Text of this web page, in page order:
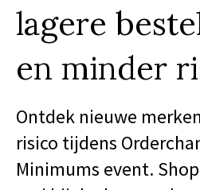
lagere
en minder
Ontdek nieuwe
risico tijdens
Minimums event.